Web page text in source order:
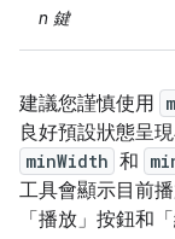
n 鍵
建議您謹慎使用
良好預設狀態呈
minWidth 和
工具會顯示目前
「播放」 按鈕和「